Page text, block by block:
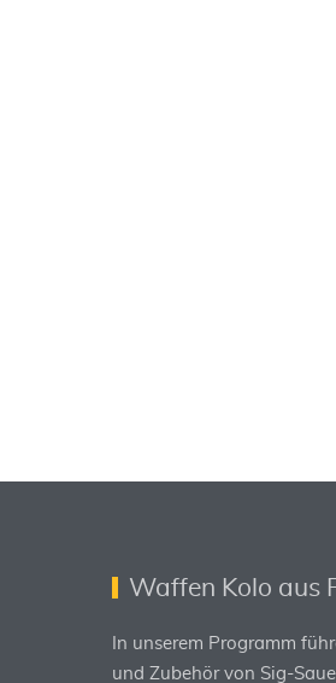
Waffen Kolo aus
In unserem Programm
und Zubehör von Sig-